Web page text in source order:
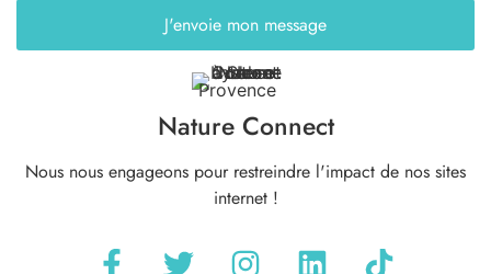
J'envoie mon message
Nature Connect
Nous nous engageons pour restreindre l'impact de nos sites
internet !